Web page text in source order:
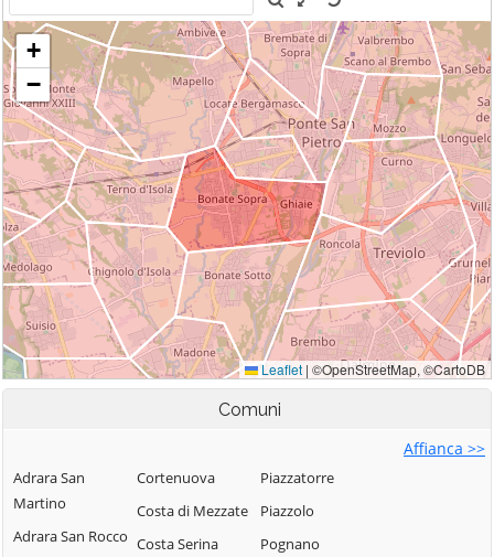
Comuni
Affianca >>
Adrara San
Martino
Adrara San Rocco
Cortenuova
Costa di Mezzate
Costa Serina
Piazzatorre
Piazzolo
Pognano